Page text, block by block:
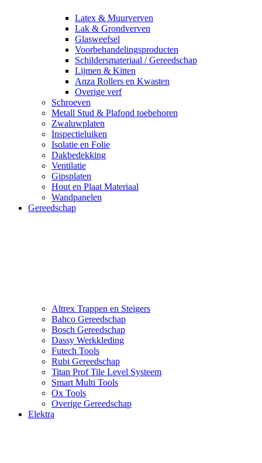
Latex & Muurverven
Lak & Grondverven
Glasweefsel
Voorbehandelingsproducten
Schildersmateriaal / Gereedschap
Lijmen & Kitten
Anza Rollers en Kwasten
Overige verf
Schroeven
Metall Stud & Plafond toebehoren
Zwaluwplaten
Inspectieluiken
Isolatie en Folie
Dakbedekking
Ventilatie
Gipsplaten
Hout en Plaat Materiaal
Wandpanelen
Gereedschap
Altrex Trappen en Steigers
Bahco Gereedschap
Bosch Gereedschap
Dassy Werkkleding
Futech Tools
Rubi Gereedschap
Titan Prof Tile Level Systeem
Smart Multi Tools
Ox Tools
Overige Gereedschap
Elektra